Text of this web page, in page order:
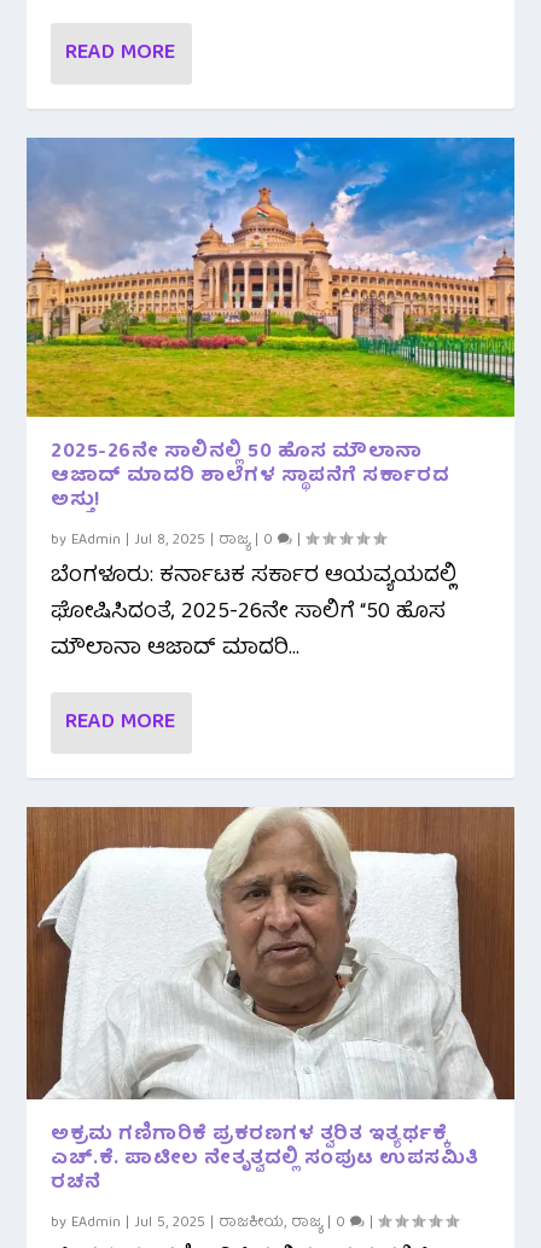
READ MORE
2025-26ನೇ ಸಾಲಿನಲ್ಲಿ 50 ಹೊಸ ಮೌಲಾನಾ
ಆಜಾದ್ ಮಾದರಿ ಶಾಲೆಗಳ ಸ್ಥಾಪನೆಗೆ ಸರ್ಕಾರದ
ಅಸ್ತು!
by EAdmin | Jul 8, 2025 | ರಾಜ್ಯ| 0 |
ಬೆಂಗಳೂರು: ಕರ್ನಾಟಕ ಸರ್ಕಾರ ಆಯವ್ಯಯದಲ್ಲಿ
ಘೋಷಿಸಿದಂತೆ, 2025-26ನೇ ಸಾಲಿಗೆ “50 ಹೊಸ
ಮೌಲಾನಾ ಆಜಾದ್ ಮಾದರಿ...
READ MORE
ಅಕ್ರಮ ಗಣಿಗಾರಿಕೆ ಪ್ರಕರಣಗಳ ತ್ವರಿತ ಇತ್ಯರ್ಥಕ್ಕೆ
ಎಚ್.ಕೆ. ಪಾಟೀಲ ನೇತೃತ್ವದಲ್ಲಿ ಸಂಪುಟ ಉಪಸಮಿತಿ
ರಚನೆ
by EAdmin | Jul 5, 2025 | ರಾಜಕೀಯ, ರಾಜ್ಯ| 0 |